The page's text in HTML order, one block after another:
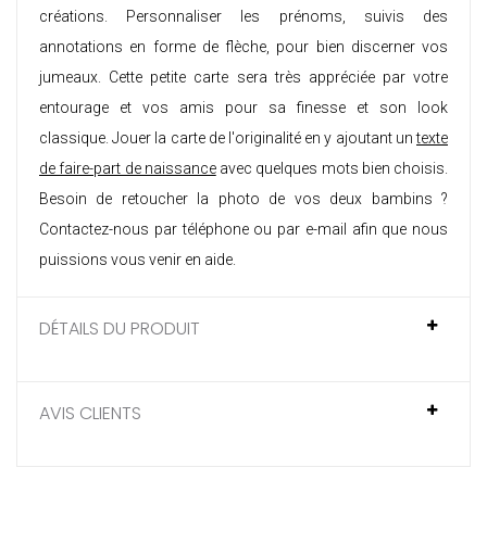
créations. Personnaliser les prénoms, suivis des
annotations en forme de flèche, pour bien discerner vos
jumeaux . Cette petite carte sera très appréciée par votre
entourage et vos amis pour sa finesse et son look
classique. Jouer la carte de l'originalité en y ajoutant untexte
de faire-part de naissanceavec quelques mots bien choisis.
Besoin de retoucher la photo de vos deux bambins ?
Contactez-nous par téléphone ou par e-mail afin que nous
puissions vous venir en aide.
DÉTAILS DU PRODUIT
AVIS CLIENTS